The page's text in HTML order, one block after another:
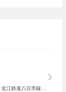
江鉄道八日市線…